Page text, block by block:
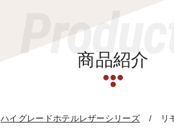
Products
商品紹介
ハイグレードホテルレザーシリーズ リ